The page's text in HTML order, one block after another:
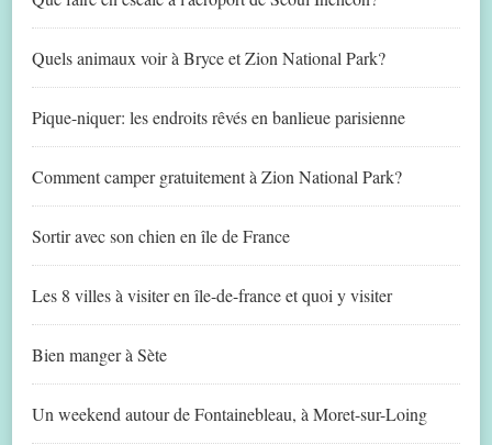
Quels animaux voir à Bryce et Zion National Park?
Pique-niquer: les endroits rêvés en banlieue parisienne
Comment camper gratuitement à Zion National Park?
Sortir avec son chien en île de France
Les 8 villes à visiter en île-de-france et quoi y visiter
Bien manger à Sète
Un weekend autour de Fontainebleau, à Moret-sur-Loing